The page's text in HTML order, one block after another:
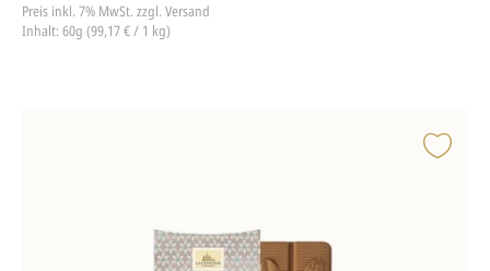
Preis inkl. 7% MwSt. zzgl. Versand
Inhalt: 60g (99,17 € / 1 kg)